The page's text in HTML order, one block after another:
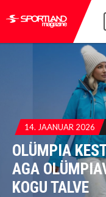
14. JAANUAR 2026
OLÜMPIA
AGA
KOGU TALVE